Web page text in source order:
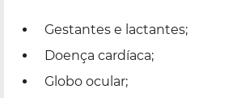
Gestantes e lactantes;
Doença cardíaca;
Globo ocular;